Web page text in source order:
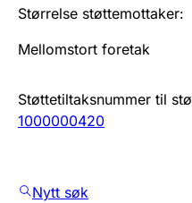
Størrelse støttemottaker:
Mellomstort foretak
Støttetiltaksnummer til
1000000420
Nytt søk